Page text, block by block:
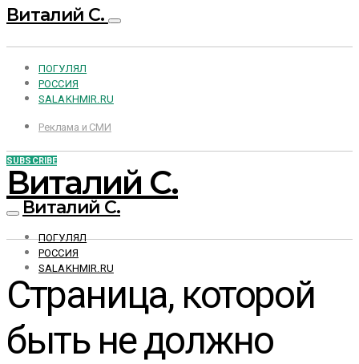
Виталий С.
ПОГУЛЯЛ
РОССИЯ
SALAKHMIR.RU
Реклама и СМИ
SUBSCRIBE
Виталий С.
Виталий С.
ПОГУЛЯЛ
РОССИЯ
SALAKHMIR.RU
Страница, которой
быть не должно